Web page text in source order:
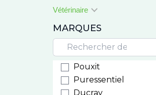
Vétérinaire
MARQUES
Pouxit
Puressentiel
Ducray